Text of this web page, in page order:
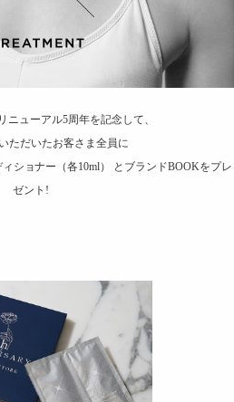
ニューアル5周年を記念して、
ただいたお客さま全員に
ショナー（各10ml） とブランドBOOKをプレ
ゼント!